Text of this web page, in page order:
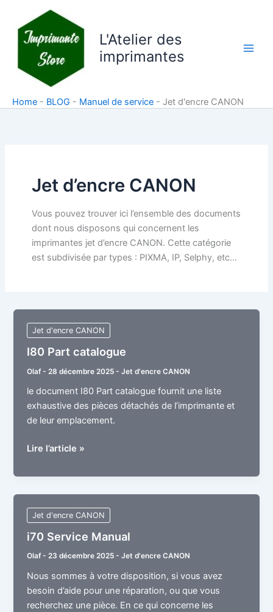
contenu
L'Atelier des
imprimantes
Home - BLOG - Manuel de service - Jet d'encre CANON
Jet d’encre CANON
Vous pouvez trouver ici l’ensemble des documents
dont nous disposons qui concernent les
imprimantes jet d’encre CANON. Cette catégorie
est subdivisée par types : PIXMA, IP, Selphy, etc…
Jet d'encre CANON
I80 Part catalogue
Olaf-28 décembre 2025-Jet d'encre CANON
le document I80 Part catalogue fournit une liste
exhaustive des pièces détachés de l’imprimante et
de leur emplacement.
I80
catalogue
Lire l’article »
Jet d'encre CANON
i70 Service Manual
Olaf-23 décembre 2025-Jet d'encre CANON
Nous sommes à votre disposition, si vous avez
besoin d’aide pour une réparation, ou que vous
recherchez une pièce. En ce qui concerne les